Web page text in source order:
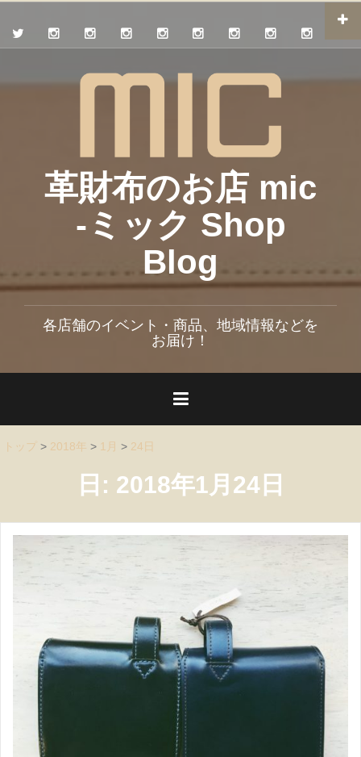
革財布のお店 mic
-ミック Shop
Blog
各店舗のイベント・商品、地域情報などを
お届け！
トップ > 2018年 > 1月 > 24日
日: 2018年1月24日